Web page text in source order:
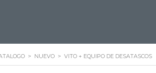
> NUEVO > VITO + EQUIPO DE DESATASCOS